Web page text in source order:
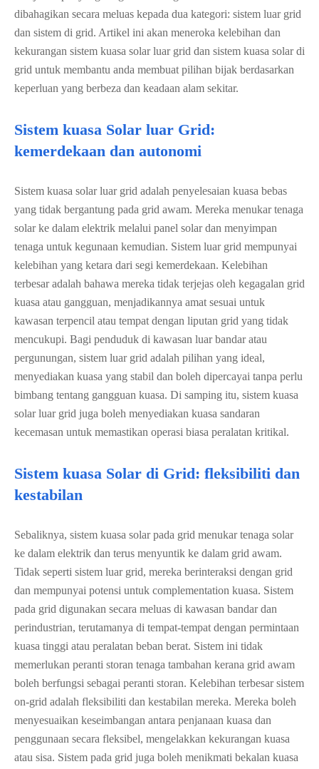
dibahagikan secara meluas kepada dua kategori: sistem luar grid
dan sistem di grid. Artikel ini akan meneroka kelebihan dan
kekurangan sistem kuasa solar luar grid dan sistem kuasa solar di
grid untuk membantu anda membuat pilihan bijak berdasarkan
keperluan yang berbeza dan keadaan alam sekitar.
Sistem kuasa Solar luar Grid:
kemerdekaan dan autonomi
Sistem kuasa solar luar grid adalah penyelesaian kuasa bebas
yang tidak bergantung pada grid awam. Mereka menukar tenaga
solar ke dalam elektrik melalui panel solar dan menyimpan
tenaga untuk kegunaan kemudian. Sistem luar grid mempunyai
kelebihan yang ketara dari segi kemerdekaan. Kelebihan
terbesar adalah bahawa mereka tidak terjejas oleh kegagalan grid
kuasa atau gangguan, menjadikannya amat sesuai untuk
kawasan terpencil atau tempat dengan liputan grid yang tidak
mencukupi. Bagi penduduk di kawasan luar bandar atau
pergunungan, sistem luar grid adalah pilihan yang ideal,
menyediakan kuasa yang stabil dan boleh dipercayai tanpa perlu
bimbang tentang gangguan kuasa. Di samping itu, sistem kuasa
solar luar grid juga boleh menyediakan kuasa sandaran
kecemasan untuk memastikan operasi biasa peralatan kritikal.
Sistem kuasa Solar di Grid: fleksibiliti dan
kestabilan
Sebaliknya, sistem kuasa solar pada grid menukar tenaga solar
ke dalam elektrik dan terus menyuntik ke dalam grid awam.
Tidak seperti sistem luar grid, mereka berinteraksi dengan grid
dan mempunyai potensi untuk complementation kuasa. Sistem
pada grid digunakan secara meluas di kawasan bandar dan
perindustrian, terutamanya di tempat-tempat dengan permintaan
kuasa tinggi atau peralatan beban berat. Sistem ini tidak
memerlukan peranti storan tenaga tambahan kerana grid awam
boleh berfungsi sebagai peranti storan. Kelebihan terbesar sistem
on-grid adalah fleksibiliti dan kestabilan mereka. Mereka boleh
menyesuaikan keseimbangan antara penjanaan kuasa dan
penggunaan secara fleksibel, mengelakkan kekurangan kuasa
atau sisa. Sistem pada grid juga boleh menikmati bekalan kuasa